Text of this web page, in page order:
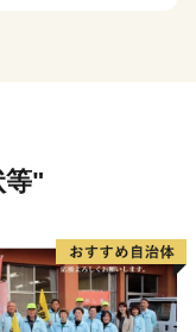
。各地で黄金の
で新年を祝いま
しください。
等"